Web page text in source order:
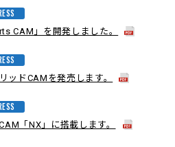
CAM」を開発しました。
ッドCAMを発売します。
「NX」に搭載します。